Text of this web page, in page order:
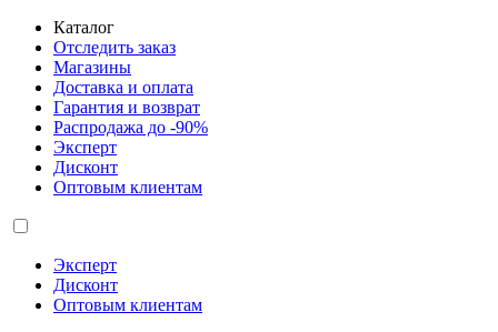
Каталог
Отследить заказ
Магазины
Доставка и оплата
Гарантия и возврат
Распродажа до -90%
Эксперт
Дисконт
Оптовым клиентам
Эксперт
Дисконт
Оптовым клиентам